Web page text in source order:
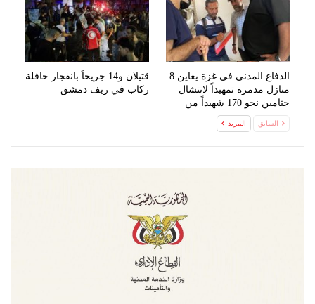
الدفاع المدني في غزة يعاين 8
منازل مدمرة تمهيداً لانتشال
جثامين نحو 170 شهيداً من
قتيلان و14 جريحاً بانفجار حافلة
ركاب في ريف دمشق
السابق المزيد